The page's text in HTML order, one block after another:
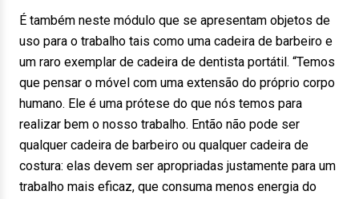
É também neste módulo que se apresentam objetos de
uso para o trabalho tais como uma cadeira de barbeiro e
um raro exemplar de cadeira de dentista portátil. “Temos
que pensar o móvel com uma extensão do próprio corpo
humano. Ele é uma prótese do que nós temos para
realizar bem o nosso trabalho. Então não pode ser
qualquer cadeira de barbeiro ou qualquer cadeira de
costura: elas devem ser apropriadas justamente para um
trabalho mais eficaz, que consuma menos energia do